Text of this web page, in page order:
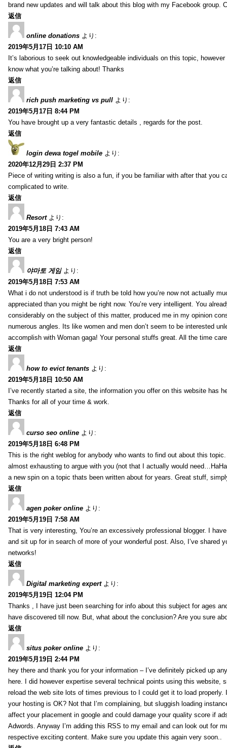
brand new updates and will talk about this blog with my Facebook group.
返信
online donations より:
2019年5月17日 10:10 AM
It’s laborious to seek out knowledgeable individuals on this topic,
know what you’re talking about! Thanks
返信
rich push marketing vs pull より:
2019年5月17日 8:44 PM
You have brought up a very fantastic details , regards for the post.
返信
login dewa togel mobile より:
2020年12月29日 2:37 PM
Piece of writing writing is also a fun, if you be familiar with after that you
complicated to write.
返信
Resort より:
2019年5月18日 7:43 AM
You are a very bright person!
返信
야마토 게임 より:
2019年5月18日 7:53 AM
What i do not understood is if truth be told how you’re now not actually
appreciated than you might be right now. You’re very intelligent. You
considerably on the subject of this matter, produced me in my opinion
numerous angles. Its like women and men don’t seem to be interested
accomplish with Woman gaga! Your personal stuffs great. All the time
返信
how to evict tenants より:
2019年5月18日 10:50 AM
I’ve recently started a site, the information you offer on this website has
Thanks for all of your time & work.
返信
curso seo online より:
2019年5月18日 6:48 PM
This is the right weblog for anybody who wants to find out about this
almost exhausting to argue with you (not that I actually would
a new spin on a topic thats been written about for years. Great stuff,
返信
agen poker online より:
2019年5月19日 7:58 AM
That is very interesting, You’re an excessively professional blogger. I
and sit up for in search of more of your wonderful post. Also, I’ve shared
networks!
返信
Digital marketing expert より:
2019年5月19日 12:04 PM
Thanks , I have just been searching for info about this subject for ages
have discovered till now. But, what about the conclusion? Are you sure
返信
situs poker online より:
2019年5月19日 2:44 PM
hey there and thank you for your information – I’ve definitely picked up
here. I did however expertise several technical points using this website,
reload the web site lots of times previous to I could get it to load properly.
your hosting is OK? Not that I’m complaining, but sluggish loading
affect your placement in google and could damage your quality score if
Adwords. Anyway I’m adding this RSS to my email and can look out for
respective exciting content. Make sure you update this again very soon..